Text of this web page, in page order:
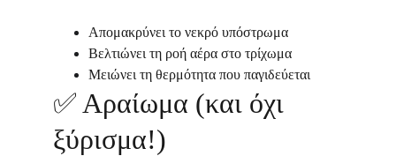
Απομακρύνει το νεκρό υπόστρωμα
Βελτιώνει τη ροή αέρα στο τρίχωμα
Μειώνει τη θερμότητα που παγιδεύεται
✅ Αραίωμα (και όχι
ξύρισμα!)